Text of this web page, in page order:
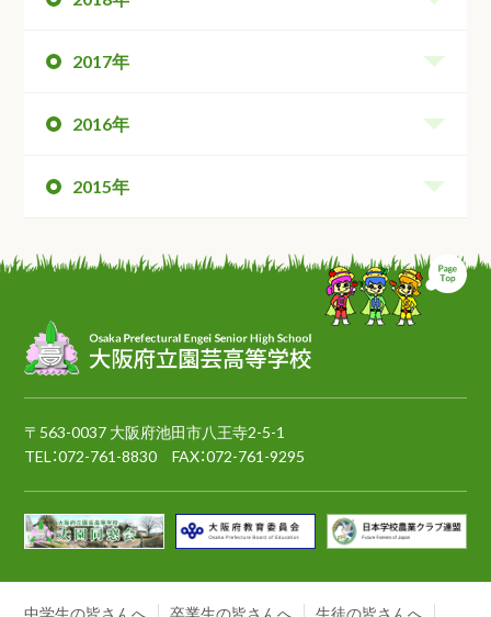
2017年
2016年
2015年
ペ
〒563-0037 大阪府池田市八王寺2-5-1
TEL：072-761-8830 FAX：072-761-9295